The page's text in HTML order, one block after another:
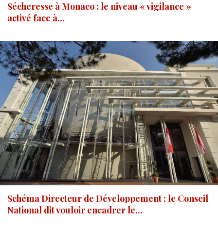
Sécheresse à Monaco : le niveau « vigilance »
activé face à...
Schéma Directeur de Développement : le Conseil
National dit vouloir encadrer le...